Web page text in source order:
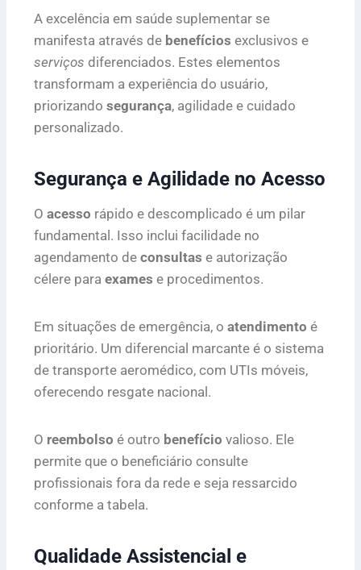
A excelência em saúde suplementar se
manifesta através de benefícios exclusivos e
serviços diferenciados. Estes elementos
transformam a experiência do usuário,
priorizando segurança, agilidade e cuidado
personalizado.
Segurança e Agilidade no Acesso
O acesso rápido e descomplicado é um pilar
fundamental. Isso inclui facilidade no
agendamento de consultas e autorização
célere para exames e procedimentos.
Em situações de emergência, o atendimento é
prioritário. Um diferencial marcante é o sistema
de transporte aeromédico, com UTIs móveis,
oferecendo resgate nacional.
O reembolso é outro benefício valioso. Ele
permite que o beneficiário consulte
profissionais fora da rede e seja ressarcido
conforme a tabela.
Qualidade Assistencial e